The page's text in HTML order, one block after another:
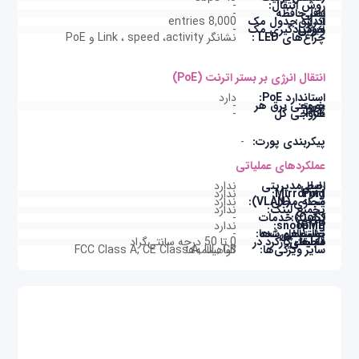
روش انتقال: - بافر حافظه اصلی: - اندازه جدول مک آدرس: 8,000 entries ویژگی خودیادگیری مک آدرس: - چراغ‌های LED : نشانگر Link ، speed ،activity و PoE
انتقال انرژی بر بستر اترنت (PoE)
استاندارد PoE:
دارد خروجی برق هر پورت: - خروجی کل PoE:
-
پیکربندی پورت: -
عملکردهای عملیاتی
رابط مدیریتی اصلی:
ندارد Port Mirroring: ندارد شبکه محلی مجازی (VLAN): ندارد تجمیع لینک: ندارد کیفیت خدمات (QoS): - IGMP snooping: ندارد حالت‌های پشتیبانی شده توسط پورت‌ها: - قابلیت کارکرد در دماهای محیطی: 0 تا 50 درجه سانتی‌گراد سایر ویژگی‌ها: گواهینامه‌ها
FCC Class A, CE Class A, UL, CB